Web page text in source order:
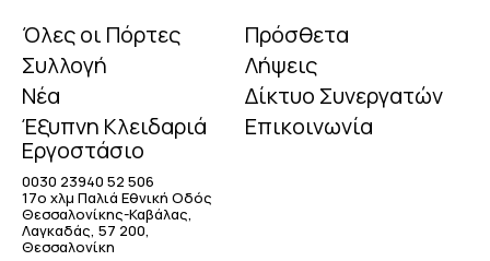
Όλες οι Πόρτες
Συλλογή
Νέα
Έξυπνη Κλειδαριά
Πρόσθετα
Λήψεις
Δίκτυο Συνεργατών
Επικοινωνία
Εργοστάσιο
0030 23940 52 506
17o χλμ Παλιά Εθνική Οδός
Θεσσαλονίκης-Καβάλας,
Λαγκαδάς, 57 200,
Θεσσαλονίκη